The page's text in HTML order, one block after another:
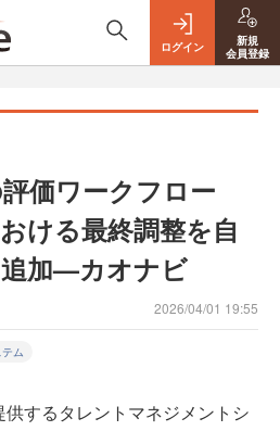
ログイン
新規
会員登録
価ワークフロー
ける最終調整を自
加—カオナビ
2026/04/01 19:55
ム
するタレントマネジメントシ